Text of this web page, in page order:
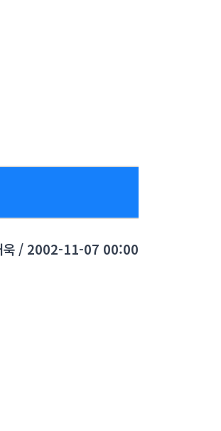
욱 / 2002-11-07 00:00